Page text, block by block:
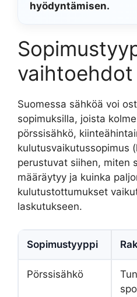
hyödyntämisen.
vaihtoehdot
Suomessa sähköä voi
sopimuksilla, joista
pörssisähkö,
kulutusvaikutussopimus
perustuvat siihen, miten
määräytyy ja kuinka
kulutustottumukset
laskutukseen.
Sopimustyyppi
Pörssisähkö